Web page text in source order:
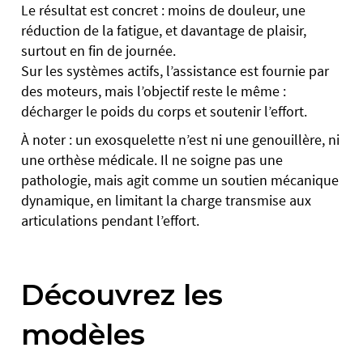
Le résultat est concret : moins de douleur, une
réduction de la fatigue, et davantage de plaisir,
surtout en fin de journée.
Sur les systèmes actifs, l’assistance est fournie par
des moteurs, mais l’objectif reste le même :
décharger le poids du corps et soutenir l’effort.
À noter : un exosquelette n’est ni une genouillère, ni
une orthèse médicale. Il ne soigne pas une
pathologie, mais agit comme un soutien mécanique
dynamique, en limitant la charge transmise aux
articulations pendant l’effort.
Découvrez les
modèles